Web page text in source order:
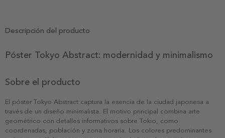
Descripción del producto
Póster Tokyo Abstract: modernidad y minimalismo
Sobre el producto
El póster Tokyo Abstract captura la esencia de la ciudad japonesa a
través de un diseño minimalista. El motivo principal combina arte
geométrico con detalles informativos sobre Tokio, como
coordenadas, población y zona horaria. Los colores predominantes